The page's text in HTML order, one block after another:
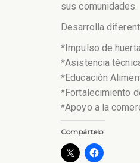
sus comunidades.
Desarrolla
*Impulso de
*Asistencia
*Educación
*Fortalecimiento
*Apoyo a la
Compártelo: